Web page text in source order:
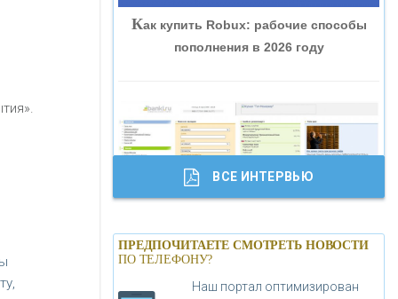
«БАНК ГЛОБЭКС»
«ТРАСТ»
«ГАЗПРОМБАНК»
«МОСКОВСКИЙ КРЕДИТНЫЙ
БАНК»
Как купить Robux: рабочие способы
пополнения в 2026 году
Банки.ру обновил логотип впервые за
19 лет - «Лента новостей»
ВСЕ ИНТЕРВЬЮ
ПРЕДПОЧИТАЕТЕ СМОТРЕТЬ НОВОСТИ
ПО ТЕЛЕФОНУ?
Наш портал оптимизирован